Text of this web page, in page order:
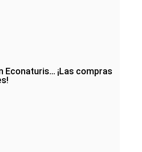
Econaturis… ¡Las compras